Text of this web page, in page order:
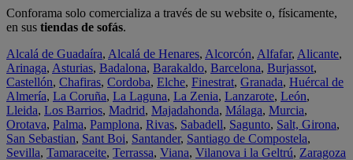
Conforama solo comercializa a través de su website o, físicamente,
en sus tiendas de sofás.
Alcalá de Guadaíra, Alcalá de Henares, Alcorcón, Alfafar, Alicante,
Arinaga, Asturias, Badalona, Barakaldo, Barcelona, Burjassot,
Castellón, Chafiras, Cordoba, Elche, Finestrat, Granada, Huércal de
Almería, La Coruña, La Laguna, La Zenia, Lanzarote, León,
Lleida, Los Barrios, Madrid, Majadahonda, Málaga, Murcia,
Orotava, Palma, Pamplona, Rivas, Sabadell, Sagunto, Salt, Girona,
San Sebastian, Sant Boi, Santander, Santiago de Compostela,
Sevilla, Tamaraceite, Terrassa, Viana, Vilanova i la Geltrú, Zaragoza